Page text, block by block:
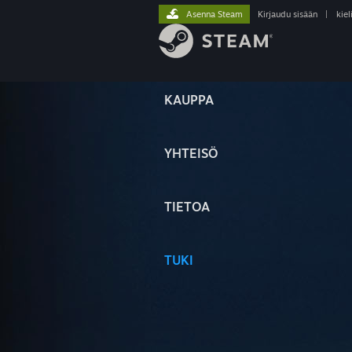
KAUPPA
YHTEISÖ
TIETOA
TUKI
Asenna Steam Kirjaudu sisään kieli